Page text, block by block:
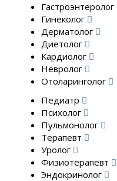
Гастроэнтеролог
Гинеколог
Дерматолог
Диетолог
Кардиолог
Невролог
Отоларинголог
Педиатр
Психолог
Пульмонолог
Терапевт
Уролог
Физиотерапевт
Эндокринолог